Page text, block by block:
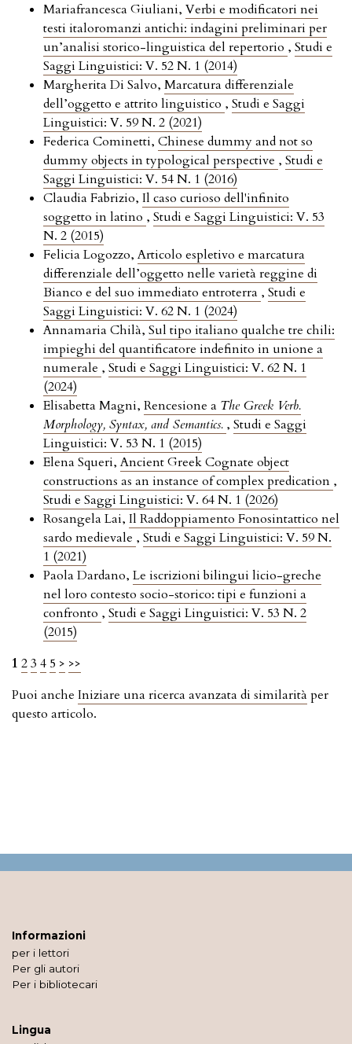
Mariafrancesca Giuliani, Verbi e modificatori nei
testi italoromanzi antichi: indagini preliminari per
un’analisi storico-linguistica del repertorio , Studi e
Saggi Linguistici: V. 52 N. 1 (2014)
Margherita Di Salvo, Marcatura differenziale
dell’oggetto e attrito linguistico , Studi e Saggi
Linguistici: V. 59 N. 2 (2021)
Federica Cominetti, Chinese dummy and not so
dummy objects in typological perspective , Studi e
Saggi Linguistici: V. 54 N. 1 (2016)
Claudia Fabrizio, Il caso curioso dell'infinito
soggetto in latino , Studi e Saggi Linguistici: V. 53
N. 2 (2015)
Felicia Logozzo,Articolo espletivo e marcatura
differenziale dell’oggetto nelle varietà reggine di
Bianco e del suo immediato entroterra , Studi e
Saggi Linguistici: V. 62 N. 1 (2024)
Annamaria Chilà, Sul tipo italiano qualche tre chili:
impieghi del quantificatore indefinito in unione a
numerale , Studi e Saggi Linguistici: V. 62 N. 1
(2024)
Elisabetta Magni, Rencesione a The Greek Verb.
Morphology, Syntax, and Semantics. , Studi e Saggi
Linguistici: V. 53 N. 1 (2015)
Elena Squeri,Ancient Greek Cognate object
constructions as an instance of complex predication ,
Studi e Saggi Linguistici: V. 64 N. 1 (2026)
Rosangela Lai, Il Raddoppiamento Fonosintattico nel
sardo medievale , Studi e Saggi Linguistici: V. 59 N.
1 (2021)
Paola Dardano, Le iscrizioni bilingui licio-greche
nel loro contesto socio-storico: tipi e funzioni a
confronto , Studi e Saggi Linguistici: V. 53 N. 2
(2015)
1 23 4 5 > >>
Puoi anche Iniziare una ricerca avanzata di similarità per
questo articolo.
Informazioni
per i lettori
Per gli autori
Per i bibliotecari
Lingua